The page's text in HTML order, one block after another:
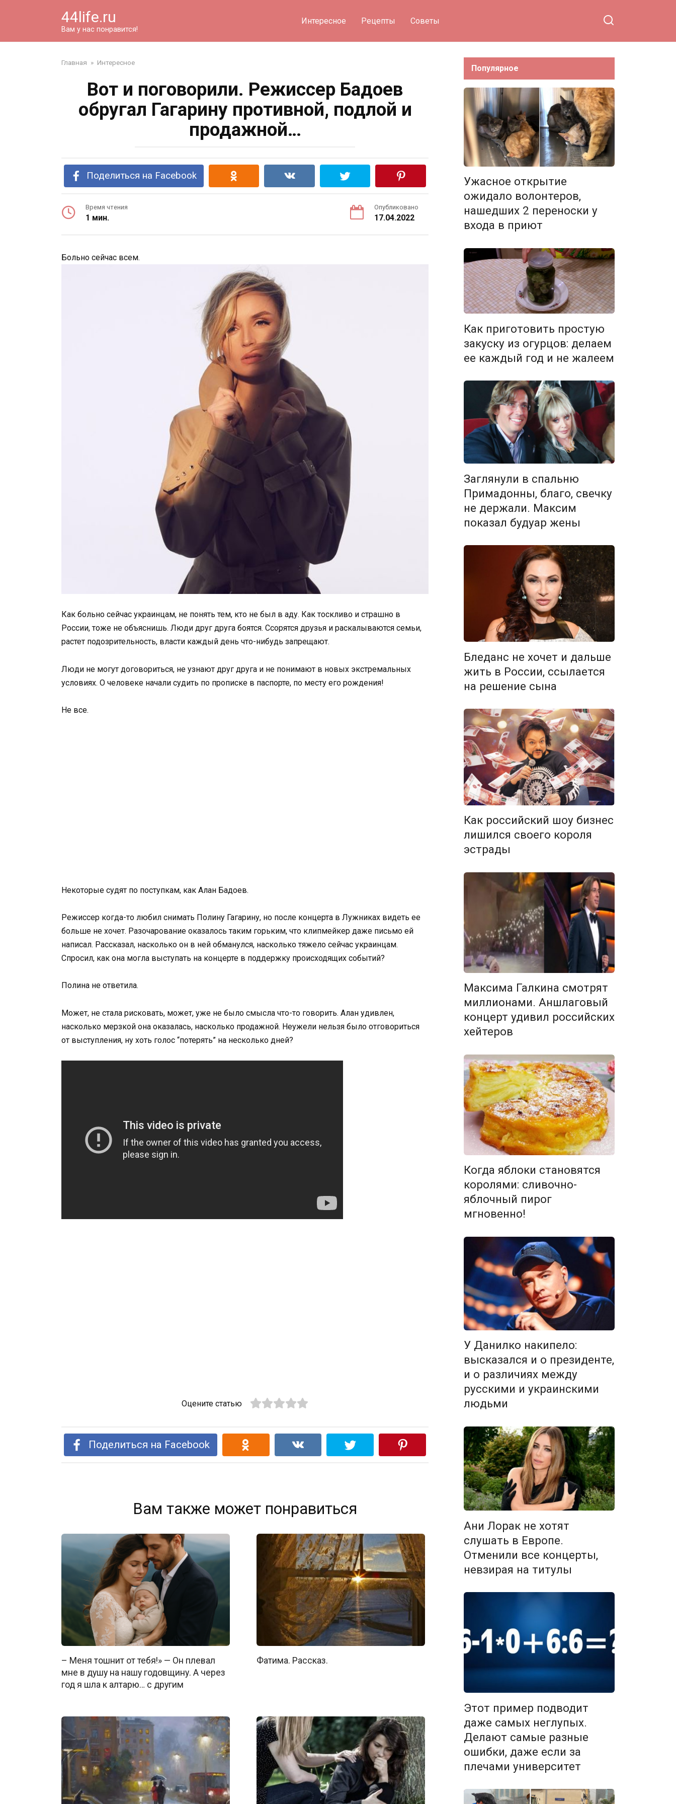
44life.ru
Вам у нас понравится!
Интересное Рецепты Советы
Главная » Интересное
Вот и поговорили. Режиссер Бадоев
обругал Гагарину противной, подлой и
продажной…
Поделиться на Facebook
Время чтения
1 мин.
Опубликовано
17.04.2022
Больно сейчас всем.
Как больно сейчас украинцам, не понять тем, кто не был в аду. Как тоскливо и страшно в
России, тоже не объяснишь. Люди друг друга боятся. Ссорятся друзья и раскалываются семьи,
растет подозрительность, власти каждый день что-нибудь запрещают.
Люди не могут договориться, не узнают друг друга и не понимают в новых экстремальных
условиях. О человеке начали судить по прописке в паспорте, по месту его рождения!
Не все.
Некоторые судят по поступкам, как Алан Бадоев.
Режиссер когда-то любил снимать Полину Гагарину, но после концерта в Лужниках видеть ее
больше не хочет. Разочарование оказалось таким горьким, что клипмейкер даже письмо ей
написал. Рассказал, насколько он в ней обманулся, насколько тяжело сейчас украинцам.
Спросил, как она могла выступать на концерте в поддержку происходящих событий?
Полина не ответила.
Может, не стала рисковать, может, уже не было смысла что-то говорить. Алан удивлен,
насколько мерзкой она оказалась, насколько продажной. Неужели нельзя было отговориться
от выступления, ну хоть голос “потерять” на несколько дней?
Оцените статью
Поделиться на Facebook
Вам также может понравиться
– Меня тошнит от тебя!» — Он плевал
мне в душу на нашу годовщину. А через
год я шла к алтарю… с другим
Фатима. Рассказ.
Популярное
Ужасное открытие
ожидало волонтеров,
нашедших 2 переноски у
входа в приют
Как приготовить простую
закуску из огурцов: делаем
ее каждый год и не жалеем
Заглянули в спальню
Примадонны, благо, свечку
не держали. Максим
показал будуар жены
Бледанс не хочет и дальше
жить в России, ссылается
на решение сына
Как российский шоу бизнес
лишился своего короля
эстрады
Максима Галкина смотрят
миллионами. Аншлаговый
концерт удивил российских
хейтеров
Когда яблоки становятся
королями: сливочно-
яблочный пирог
мгновенно!
У Данилко накипело:
высказался и о президенте,
и о различиях между
русскими и украинскими
людьми
Ани Лорак не хотят
слушать в Европе.
Отменили все концерты,
невзирая на титулы
Этот пример подводит
даже самых неглупых.
Делают самые разные
ошибки, даже если за
плечами университет